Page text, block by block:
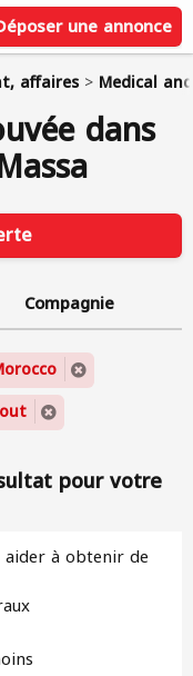
une annonce
affaires > Medical
dans
Compagnie
pour votre
aider à obtenir de